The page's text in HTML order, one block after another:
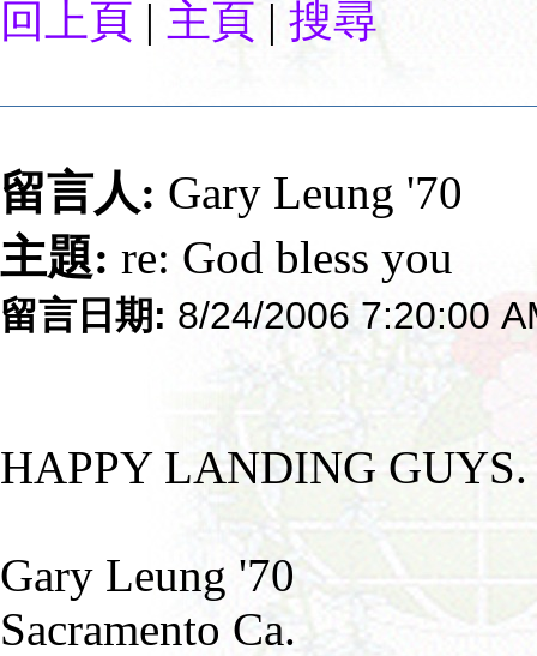
回上頁 | 主頁 | 搜尋
留言人: Gary Leung '70
主題: re: God bless you
留言日期: 8/24/2006 7:20:00
HAPPY LANDING GUYS.
Gary Leung '70
Sacramento Ca.